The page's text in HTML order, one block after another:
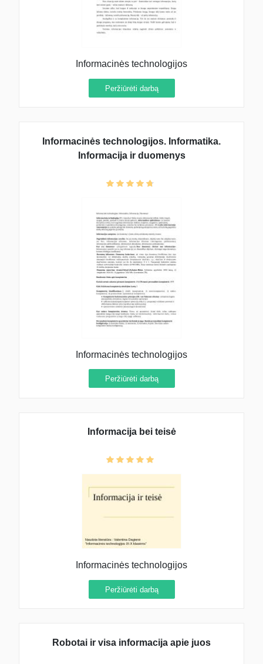
Informacinės technologijos
Peržiūrėti darbą
Informacinės technologijos. Informatika.
Informacija ir duomenys
Informacinės technologijos
Peržiūrėti darbą
Informacija bei teisė
Informacinės technologijos
Peržiūrėti darbą
Robotai ir visa informacija apie juos